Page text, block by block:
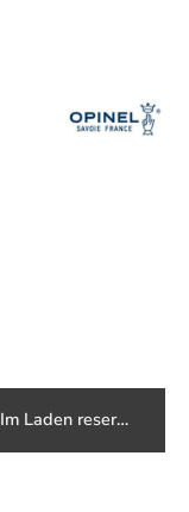
Im Laden reservieren